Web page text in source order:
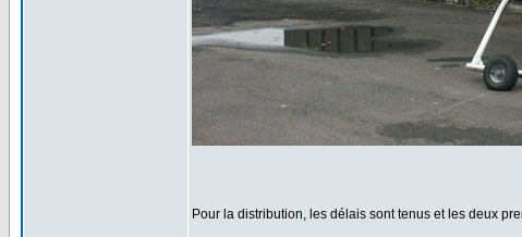
Pour la distribution, les délais sont tenus et les deux